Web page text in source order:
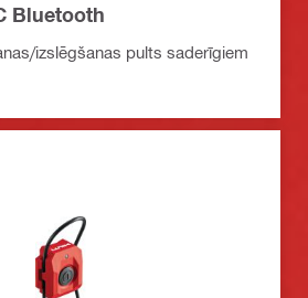
Bluetooth
izslēgšanas pults saderīgiem